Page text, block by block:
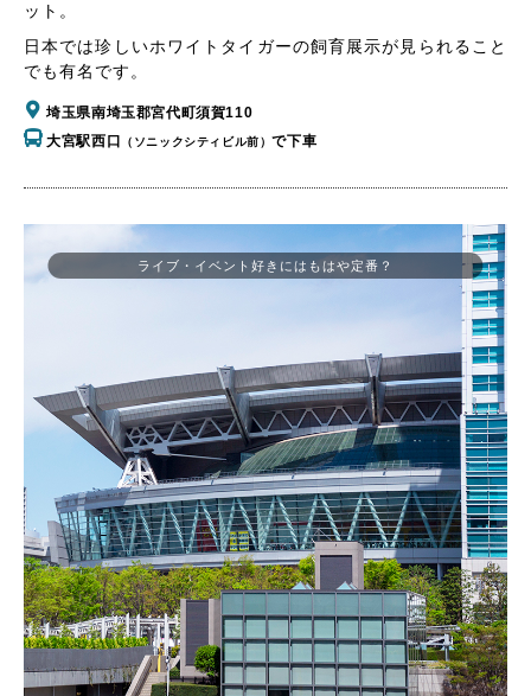
ット。
日本では珍しいホワイトタイガーの飼育展示が見られること
でも有名です。
埼玉県南埼玉郡宮代町須賀110
大宮駅西口
（ソニックシティビル前）で下車
ライブ・イベント好きにはもはや定番？